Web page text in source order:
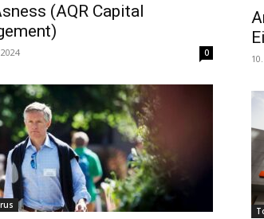
(AQR Capital
0